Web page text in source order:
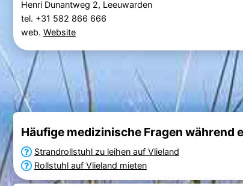
Henri Dunantweg 2, Leeuwarden
tel. +31 582 866 666
web. Website
Häufige medizinische Fragen während
Strandrollstuhl zu leihen auf Vlieland
Rollstuhl auf Vlieland mieten